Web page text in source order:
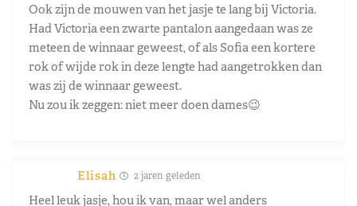
Ook zijn de mouwen van het jasje te lang bij Victoria.
Had Victoria een zwarte pantalon aangedaan was ze
meteen de winnaar geweest, of als Sofia een kortere
rok of wijde rok in deze lengte had aangetrokken dan
was zij de winnaar geweest.
Nu zou ik zeggen: niet meer doen dames😉
Elisah 2 jaren geleden
Heel leuk jasje, hou ik van, maar wel anders